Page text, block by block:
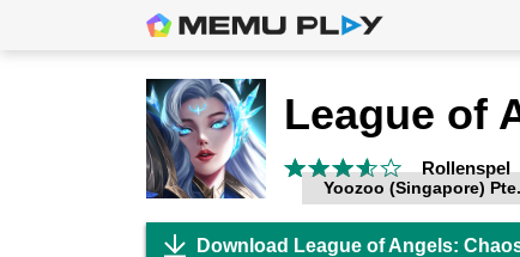
Rollenspel
Yoozoo (Singapore)
Download League of Angels: